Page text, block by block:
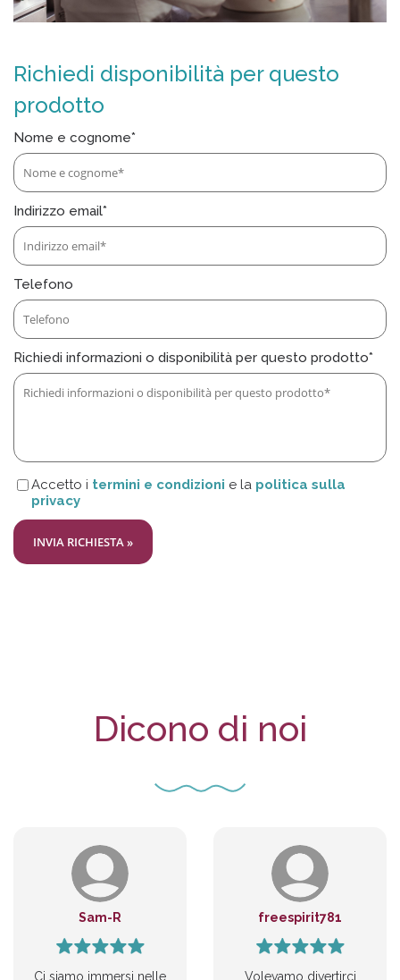
Richiedi disponibilità per questo
prodotto
Nome e cognome*
Indirizzo email*
Telefono
Richiedi informazioni o disponibilità per questo prodotto*
Accetto i termini e condizioni e la politica sulla
privacy
Dicono di noi
Sam-R
Ci siamo immersi nelle
freespirit781
Volevamo divertirci